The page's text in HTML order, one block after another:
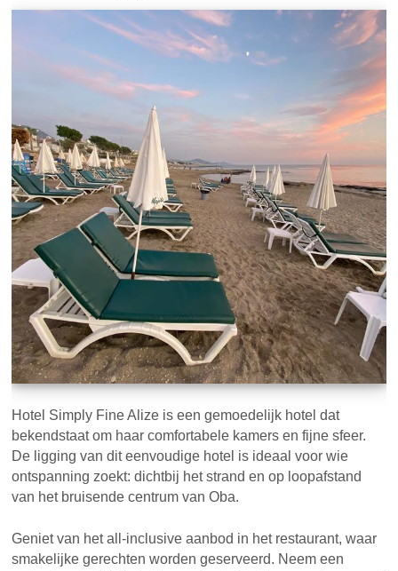
Hotel Simply Fine Alize is een gemoedelijk hotel dat
bekendstaat om haar comfortabele kamers en fijne sfeer.
De ligging van dit eenvoudige hotel is ideaal voor wie
ontspanning zoekt: dichtbij het strand en op loopafstand
van het bruisende centrum van Oba.
Geniet van het all-inclusive aanbod in het restaurant, waar
smakelijke gerechten worden geserveerd. Neem een